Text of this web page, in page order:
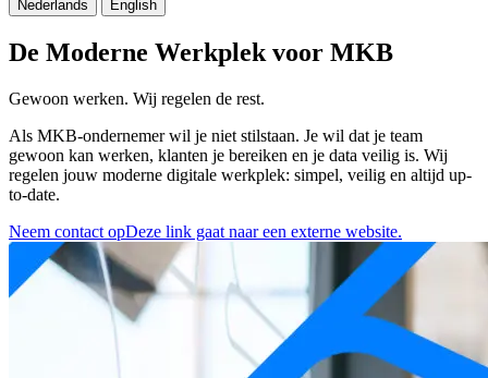
Nederlands
English
De Moderne Werkplek voor MKB
Gewoon werken. Wij regelen de rest.
Als MKB-ondernemer wil je niet stilstaan. Je wil dat je team
gewoon kan werken, klanten je bereiken en je data veilig is. Wij
regelen jouw moderne digitale werkplek: simpel, veilig en altijd up-
to-date.
Neem contact opDeze link gaat naar een externe website.